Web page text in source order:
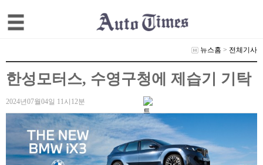
뉴스홈 > 전체기사
한성모터스, 수영구청에 제습기 기탁
2024년07월04일 11시12분